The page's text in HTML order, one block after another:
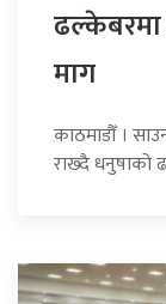
ढल्केबरमा
माग
काठमाडौँ ।
राख्दै धनुषाको